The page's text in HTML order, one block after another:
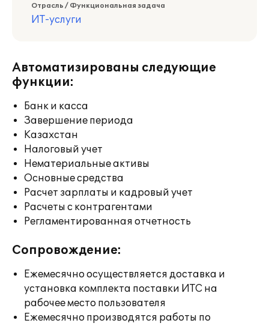
Отрасль / Функциональная задача
ИТ-услуги
Автоматизированы следующие
функции:
Банк и касса
Завершение периода
Казахстан
Налоговый учет
Нематериальные активы
Основные средства
Расчет зарплаты и кадровый учет
Расчеты с контрагентами
Регламентированная отчетность
Сопровождение:
Ежемесячно осуществляется доставка и
установка комплекта поставки ИТС на
рабочее место пользователя
Ежемесячно производятся работы по